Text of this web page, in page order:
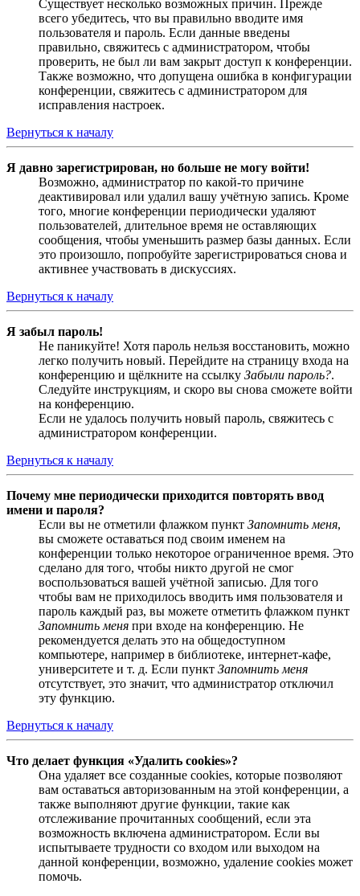
Существует несколько возможных причин. Прежде
всего убедитесь, что вы правильно вводите имя
пользователя и пароль. Если данные введены
правильно, свяжитесь с администратором, чтобы
проверить, не был ли вам закрыт доступ к конференции.
Также возможно, что допущена ошибка в конфигурации
конференции, свяжитесь с администратором для
исправления настроек.
Вернуться к началу
Я давно зарегистрирован, но больше не могу войти!
Возможно, администратор по какой-то причине
деактивировал или удалил вашу учётную запись. Кроме
того, многие конференции периодически удаляют
пользователей, длительное время не оставляющих
сообщения, чтобы уменьшить размер базы данных. Если
это произошло, попробуйте зарегистрироваться снова и
активнее участвовать в дискуссиях.
Вернуться к началу
Я забыл пароль!
Не паникуйте! Хотя пароль нельзя восстановить, можно
легко получить новый. Перейдите на страницу входа на
конференцию и щёлкните на ссылку Забыли пароль?.
Следуйте инструкциям, и скоро вы снова сможете войти
на конференцию.
Если не удалось получить новый пароль, свяжитесь с
администратором конференции.
Вернуться к началу
Почему мне периодически приходится повторять ввод
имени и пароля?
Если вы не отметили флажком пункт Запомнить меня,
вы сможете оставаться под своим именем на
конференции только некоторое ограниченное время. Это
сделано для того, чтобы никто другой не смог
воспользоваться вашей учётной записью. Для того
чтобы вам не приходилось вводить имя пользователя и
пароль каждый раз, вы можете отметить флажком пункт
Запомнить меня при входе на конференцию. Не
рекомендуется делать это на общедоступном
компьютере, например в библиотеке, интернет-кафе,
университете и т. д. Если пункт Запомнить меня
отсутствует, это значит, что администратор отключил
эту функцию.
Вернуться к началу
Что делает функция «Удалить cookies»?
Она удаляет все созданные cookies, которые позволяют
вам оставаться авторизованным на этой конференции, а
также выполняют другие функции, такие как
отслеживание прочитанных сообщений, если эта
возможность включена администратором. Если вы
испытываете трудности со входом или выходом на
данной конференции, возможно, удаление cookies может
помочь.